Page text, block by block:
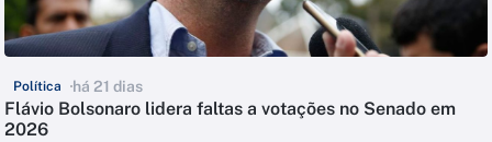
Política há 21 dias
Flávio Bolsonaro lidera faltas a votações no Senado em
2026